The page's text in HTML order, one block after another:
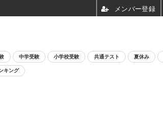
中学受験 小学校受験 共通テスト 夏休み
キング